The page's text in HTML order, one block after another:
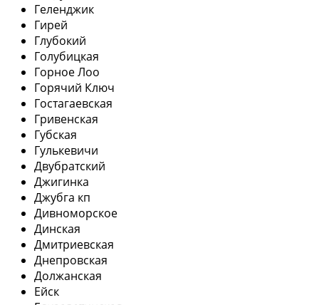
Геленджик
Гирей
Глубокий
Голубицкая
Горное Лоо
Горячий Ключ
Гостагаевская
Гривенская
Губская
Гулькевичи
Двубратский
Джигинка
Джубга кп
Дивноморское
Динская
Дмитриевская
Днепровская
Должанская
Ейск